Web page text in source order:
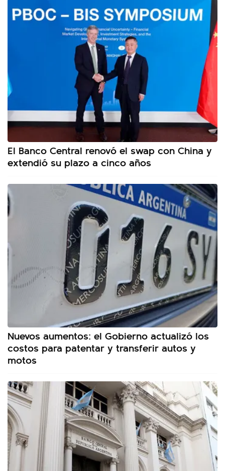
El Banco Central renovó el swap con China y
extendió su plazo a cinco años
Nuevos aumentos: el Gobierno actualizó los
costos para patentar y transferir autos y
motos